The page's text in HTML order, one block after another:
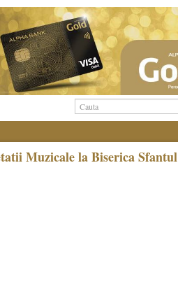
Muzicale la Biserica Sfantul